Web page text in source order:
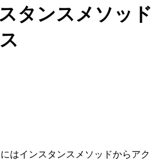
タンスメソッド
はインスタンスメソッドからアク